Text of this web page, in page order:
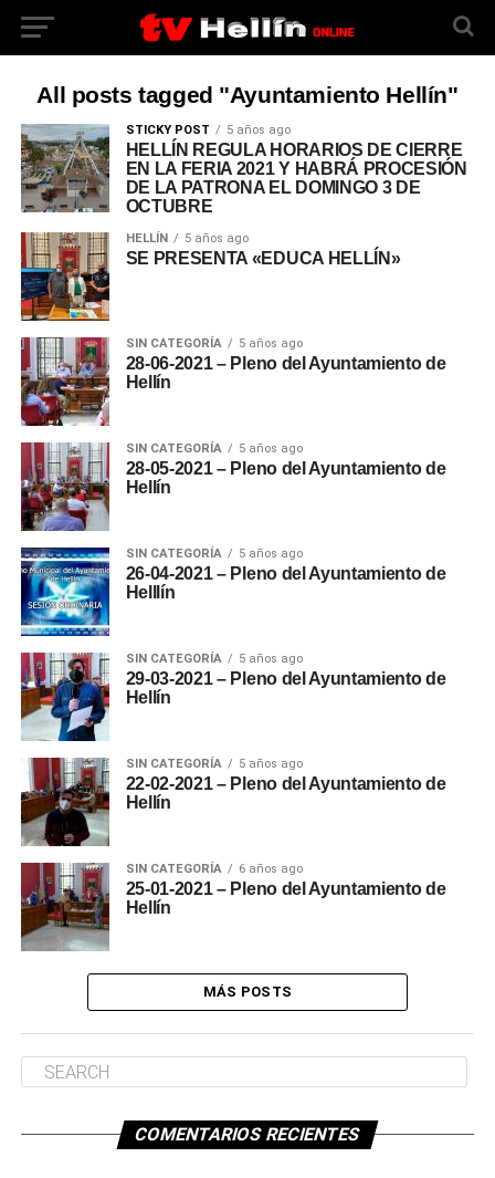
All posts tagged "Ayuntamiento Hellín"
STICKY POST 5 años ago
HELLÍN REGULA HORARIOS DE CIERRE
EN LA FERIA 2021 Y HABRÁ PROCESIÓN
DE LA PATRONA EL DOMINGO 3 DE
OCTUBRE
HELLÍN 5 años ago
SE PRESENTA «EDUCA HELLÍN»
SIN CATEGORÍA 5 años ago
28-06-2021 – Pleno del Ayuntamiento de
Hellín
SIN CATEGORÍA 5 años ago
28-05-2021 – Pleno del Ayuntamiento de
Hellín
SIN CATEGORÍA 5 años ago
26-04-2021 – Pleno del Ayuntamiento de
Helllín
SIN CATEGORÍA 5 años ago
29-03-2021 – Pleno del Ayuntamiento de
Hellín
SIN CATEGORÍA 5 años ago
22-02-2021 – Pleno del Ayuntamiento de
Hellín
SIN CATEGORÍA 6 años ago
25-01-2021 – Pleno del Ayuntamiento de
Hellín
MÁS POSTS
COMENTARIOS RECIENTES